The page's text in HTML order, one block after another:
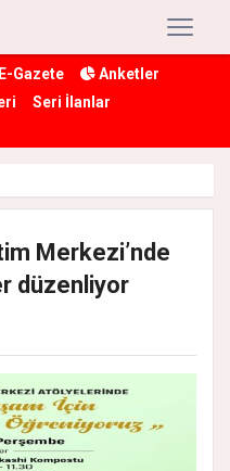
E-Gazete
Anketler
Seri İlanlar
Merkezi’nde
düzenliyor